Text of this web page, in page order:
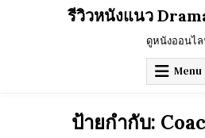
รีวิวหนังแนว
ดูหนังออนไ
Menu
ป้ายกำกับ: